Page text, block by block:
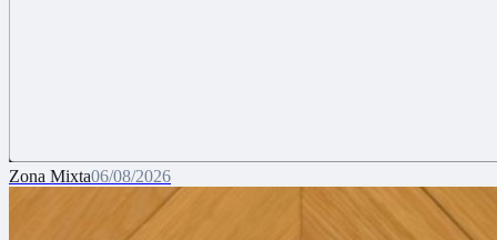
Zona Mixta06/08/2026